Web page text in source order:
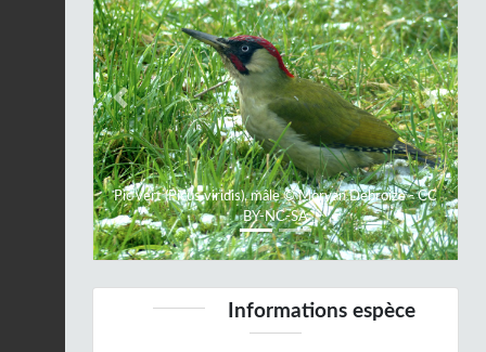
Pic vert (Picus viridis), mâle © Morvan Debroize - CC
BY-NC-SA
Previous Next
Informations espèce